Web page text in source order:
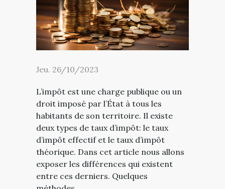
Jeu. 26/10/2023
L’impôt est une charge publique ou un
droit imposé par l’État à tous les
habitants de son territoire. Il existe
deux types de taux d’impôt: le taux
d’impôt effectif et le taux d’impôt
théorique. Dans cet article nous allons
exposer les différences qui existent
entre ces derniers. Quelques